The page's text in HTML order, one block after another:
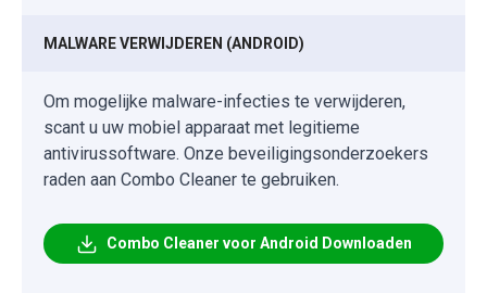
MALWARE VERWIJDEREN (ANDROID)
Om mogelijke malware-infecties te verwijderen,
scant u uw mobiel apparaat met legitieme
antivirussoftware. Onze beveiligingsonderzoekers
raden aan Combo Cleaner te gebruiken.
Combo Cleaner voor Android Downloaden